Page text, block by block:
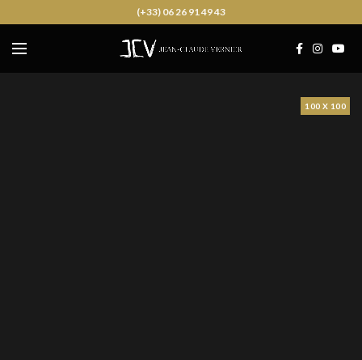
(+33) 06 26 91 49 43
100 X 100